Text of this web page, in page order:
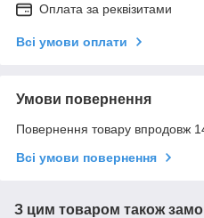
Оплата за реквізитами
Всі умови оплати
Умови повернення
Повернення товару впродовж
Всі умови повернення
З цим товаром також